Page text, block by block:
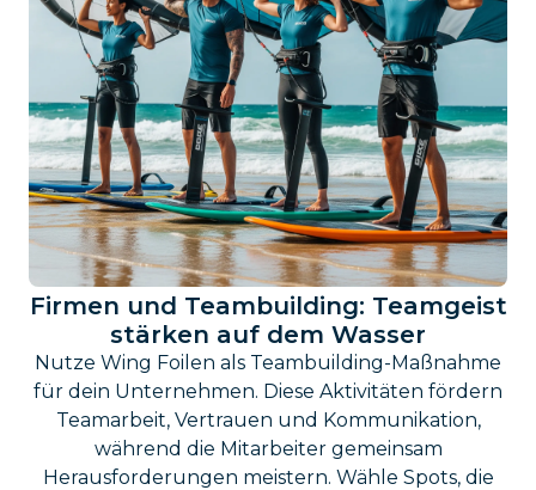
Firmen und Teambuilding: Teamgeist
stärken auf dem Wasser
Nutze Wing Foilen als Teambuilding-Maßnahme
für dein Unternehmen. Diese Aktivitäten fördern
Teamarbeit, Vertrauen und Kommunikation,
während die Mitarbeiter gemeinsam
Herausforderungen meistern. Wähle Spots, die